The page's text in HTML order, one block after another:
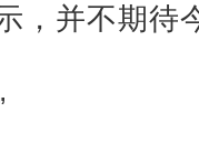
，并不期待